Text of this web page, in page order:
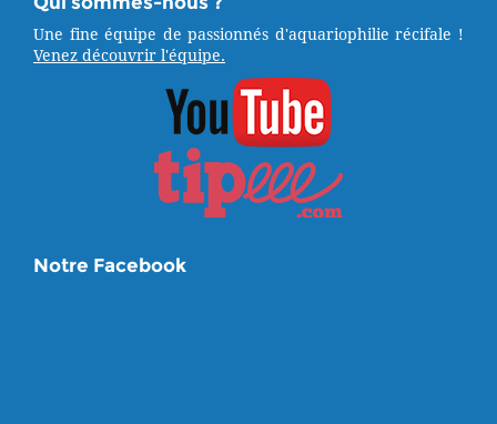
Une fine équipe de passionnés d'aquariophilie récifale !
Venez découvrir l'équipe.
Notre Facebook